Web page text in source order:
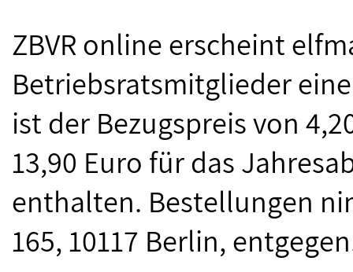
ZBVR online erscheint
Betriebsratsmitglieder
ist der Bezugspreis von
13,90 Euro für das
enthalten. Bestellungen
165, 10117 Berlin,